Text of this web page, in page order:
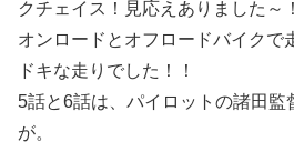
クチェイス！見応えありました～
オンロードとオフロードバイクで
ドキな走りでした！！
5話と6話は、パイロットの諸田監
が。